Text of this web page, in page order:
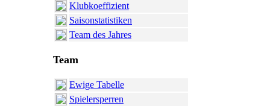
Klubkoeffizient
Saisonstatistiken
Team des Jahres
Team
Ewige Tabelle
Spielersperren